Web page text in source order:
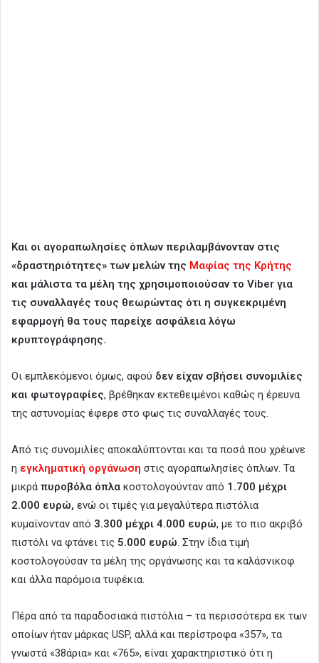
Και οι αγοραπωλησίες όπλων περιλαμβάνονταν στις
«δραστηριότητες» των μελών της Μαφίας της Κρήτης
και μάλιστα τα μέλη της χρησιμοποιούσαν το Viber για
τις συναλλαγές τους θεωρώντας ότι η συγκεκριμένη
εφαρμογή θα τους παρείχε ασφάλεια λόγω
κρυπτογράφησης.
Οι εμπλεκόμενοι όμως, αφού δεν είχαν σβήσει συνομιλίες
και φωτογραφίες, βρέθηκαν εκτεθειμένοι καθώς η έρευνα
της αστυνομίας έφερε στο φως τις συναλλαγές τους.
Από τις συνομιλίες αποκαλύπτονται και τα ποσά που χρέωνε
η εγκληματική οργάνωση στις αγοραπωλησίες όπλων. Τα
μικρά πυροβόλα όπλα κοστολογούνταν από 1.700 μέχρι
2.000 ευρώ, ενώ οι τιμές για μεγαλύτερα πιστόλια
κυμαίνονταν από 3.300 μέχρι 4.000 ευρώ, με το πιο ακριβό
πιστόλι να φτάνει τις 5.000 ευρώ. Στην ίδια τιμή
κοστολογούσαν τα μέλη της οργάνωσης και τα καλάσνικοφ
και άλλα παρόμοια τυφέκια.
Πέρα από τα παραδοσιακά πιστόλια – τα περισσότερα εκ των
οποίων ήταν μάρκας USP, αλλά και περίστροφα «357», τα
γνωστά «38άρια» και «765», είναι χαρακτηριστικό ότι η